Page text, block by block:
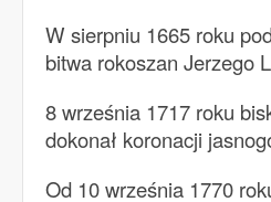
W sierpniu 1665 roku
bitwa rokoszan Jerzego
8 września 1717 roku
dokonał koronacji
Od 10 września 1770